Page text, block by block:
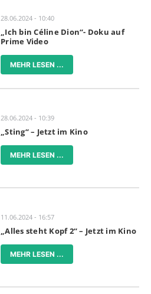
28.06.2024 - 10:40
„Ich bin Céline Dion“- Doku auf
Prime Video
MEHR LESEN ...
28.06.2024 - 10:39
„Sting“ – Jetzt im Kino
MEHR LESEN ...
11.06.2024 - 16:57
„Alles steht Kopf 2“ – Jetzt im Kino
MEHR LESEN ...